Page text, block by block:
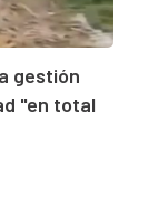
gestión
"en total